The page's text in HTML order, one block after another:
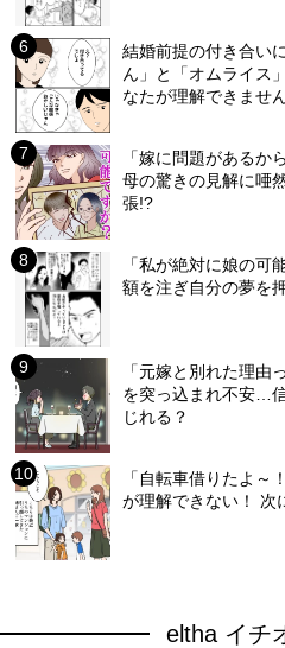
結婚前提の付き合い
ん」と「オムライス
なたが理解できませ
「嫁に問題があるか
母の驚きの見解に唖
張!?
「私が絶対に娘の
額を注ぎ自分の夢を
「元嫁と別れた理由
を突っ込まれ不安…
じれる？
「自転車借りたよ～
が理解できない！ 次
eltha イチ